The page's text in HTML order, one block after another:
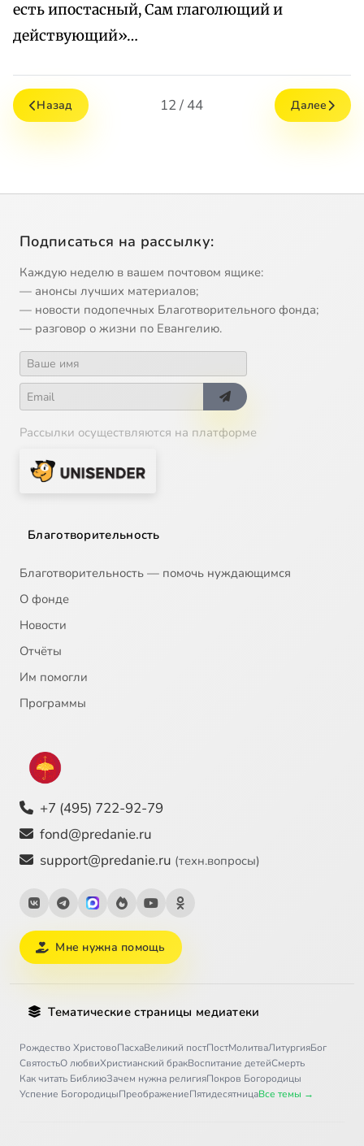
есть ипостасный, Сам глаголющий и
действующий»…
Назад 12 / 44 Далее
Подписаться на рассылку:
Каждую неделю в вашем почтовом ящике:
— анонсы лучших материалов;
— новости подопечных Благотворительного фонда;
— разговор о жизни по Евангелию.
Рассылки осуществляются на платформе
Благотворительность
Благотворительность — помочь нуждающимся
О фонде
Новости
Отчёты
Им помогли
Программы
+7 (495) 722-92-79
fond@predanie.ru
support@predanie.ru (техн.вопросы)
Мне нужна помощь
Тематические страницы медиатеки
Рождество ХристовоПасхаВеликий постПостМолитваЛитургияБог
СвятостьО любвиХристианский бракВоспитание детейСмерть
Как читать БиблиюЗачем нужна религияПокров Богородицы
Успение БогородицыПреображениеПятидесятницаВсе темы →